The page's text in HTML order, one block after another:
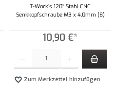
T-Work´s 120° Stahl CNC
Senkkopfschraube M3 x 4,0mm (8)
10,90 €*
Zum Merkzettel hinzufügen